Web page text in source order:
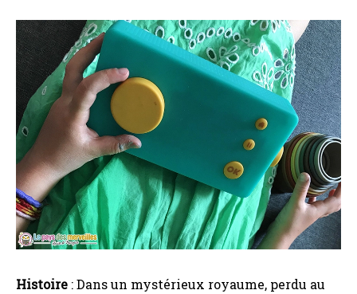
Histoire : Dans un mystérieux royaume, perdu au